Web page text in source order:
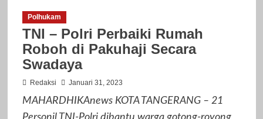
30
Pemkot
Tangerang
Gelar
Polhukam
TNI – Polri Perbaiki Rumah
Roboh di Pakuhaji Secara
Swadaya
Redaksi Januari 31, 2023
MAHARDHIKAnews KOTA TANGERANG – 21